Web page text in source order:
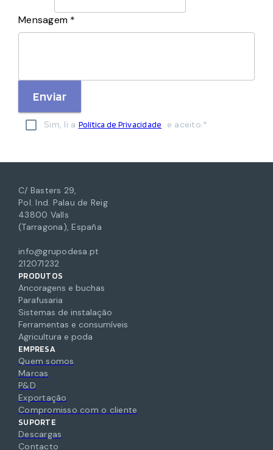
Mensagem *
Enviar
Sim, li a Política de Privacidade e aceito.*
C/ Basters 29,
Pol. Ind. Palau de Reig
43800 Valls
(Tarragona), España
info@grupodesa.pt
212071232
PRODUTOS
Ancoragens e buchas
Parafusaria
Sistemas de instalação
Ferramentas e consumíveis
Agricultura e poda
EMPRESA
Quem somos
Marcas
P&D
Exportação
Compromisso com o cliente
SUPORTE
Descargas
Contacto